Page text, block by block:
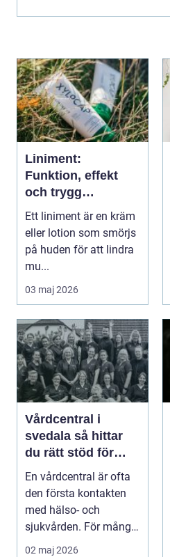
Liniment:
Funktion, effekt
och trygg
användning
Ett liniment är en kräm
eller lotion som smörjs
på huden för att lindra
mu...
03 maj 2026
Vårdcentral i
svedala så hittar
du rätt stöd för
hela familjen
En vårdcentral är ofta
den första kontakten
med hälso- och
sjukvården. För många
i Svedala handlar v...
02 maj 2026